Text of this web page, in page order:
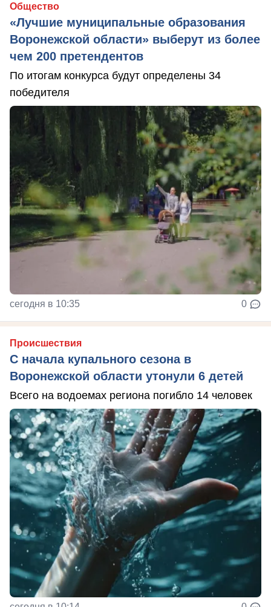
Общество
«Лучшие муниципальные образования
Воронежской области» выберут из более
чем 200 претендентов
По итогам конкурса будут определены 34
победителя
сегодня в 10:35 0
Происшествия
С начала купального сезона в
Воронежской области утонули 6 детей
Всего на водоемах региона погибло 14 человек